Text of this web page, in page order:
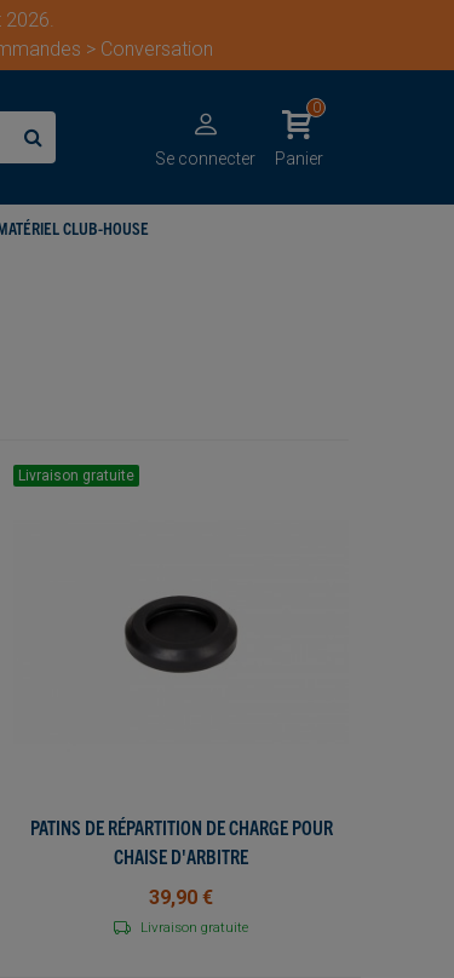
2026.
> Conversation
Se connecter
0
Panier
CLUB-HOUSE
Livraison gratuite
AJOUTER AU PANIER
PATINS DE RÉPARTITION DE CHARGE POUR
CHAISE D'ARBITRE
39,90 €
Livraison gratuite